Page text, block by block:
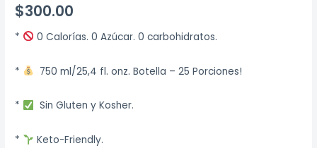
$300.00
* 0 Calorías. 0 Azúcar. 0 carbohidratos.
* 750 ml/25,4 fl. onz. Botella – 25 Porciones!
* Sin Gluten y Kosher.
* Keto-Friendly.